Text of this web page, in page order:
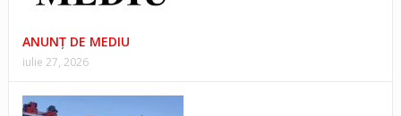
ANUNŢ DE MEDIU
iulie 27, 2026